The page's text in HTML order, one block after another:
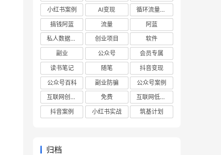
小红书案例
AI变现
循环流量实验室
搞钱阿蓝
流量
阿蓝
私人数据库项目
创业项目
软件
副业
公众号
会员专属
读书笔记
随笔
抖音变现
公众号百科
副业防骗
公众号案例
互联网创业项目
免费
互联网低成本创业项目
抖音案例
小红书实战 筑基计划
归档